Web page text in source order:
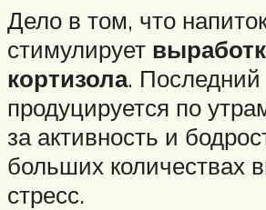
Дело в том, что
стимулирует
кортизола. Последний
продуцируется по
за активность и
больших количествах
стресс.